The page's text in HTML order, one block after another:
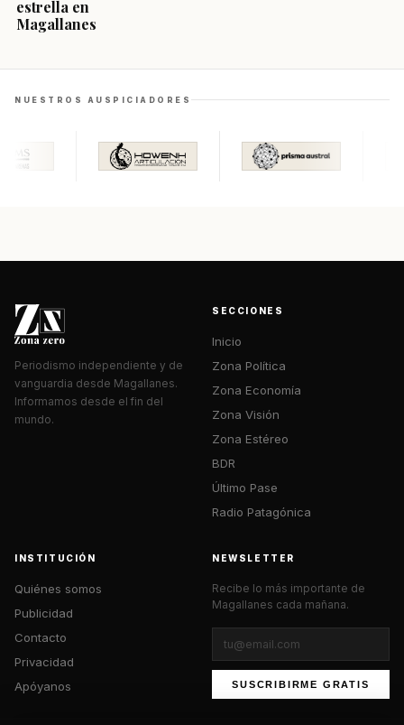
estrella en
Magallanes
NUESTROS AUSPICIADORES
Periodismo independiente y de
vanguardia desde Magallanes.
Informamos desde el fin del
mundo.
SECCIONES
Inicio
Zona Política
Zona Economía
Zona Visión
Zona Estéreo
BDR
Último Pase
Radio Patagónica
INSTITUCIÓN
Quiénes somos
Publicidad
Contacto
Privacidad
Apóyanos
NEWSLETTER
Recibe lo más importante de
Magallanes cada mañana.
SUSCRIBIRME GRATIS